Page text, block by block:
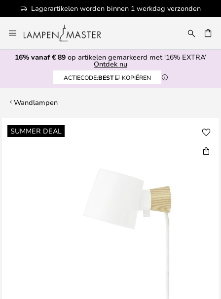
Lagerartikelen worden binnen 1 werkdag verzonden
naar
de
inhoud
16% vanaf € 89 op artikelen gemarkeerd met ‘16% EXTRA’
Ontdek nu
ACTIECODE:BEST KOPIËREN
Wandlampen
SUMMER DEAL
Ga
naar